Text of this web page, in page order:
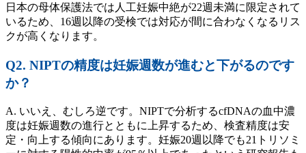
日本の母体保護法では人工妊娠中絶が22週未満に限定されて
いるため、16週以降の受検では対応が間に合わなくなるリス
クが高くなります。
Q2. NIPTの精度は妊娠週数が進むと下がるのです
か？
A. いいえ、むしろ逆です。NIPTで分析するcfDNAの血中濃
度は妊娠週数の進行とともに上昇するため、検査精度は安
定・向上する傾向にあります。妊娠20週以降でも21トリソミ